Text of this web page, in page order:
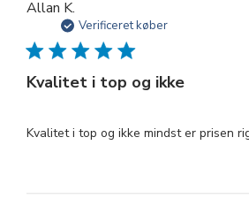
Allan K.
Verificeret køber
Kvalitet i top og ikke
Kvalitet i top og ikke mindst er prisen